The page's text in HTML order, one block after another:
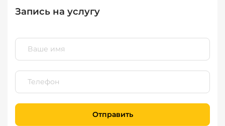
Запись на услугу
Отправить